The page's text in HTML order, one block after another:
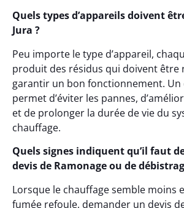
Quels types d’appareils doivent
Jura ?
Peu importe le type d’appareil,
produit des résidus qui doivent être
garantir un bon fonctionnement.
permet d’éviter les pannes,
et de prolonger la durée de vie du
chauffage.
Quels signes indiquent qu’il faut
devis de Ramonage ou de
Lorsque le chauffage semble moins
fumée refoule, demander un devis